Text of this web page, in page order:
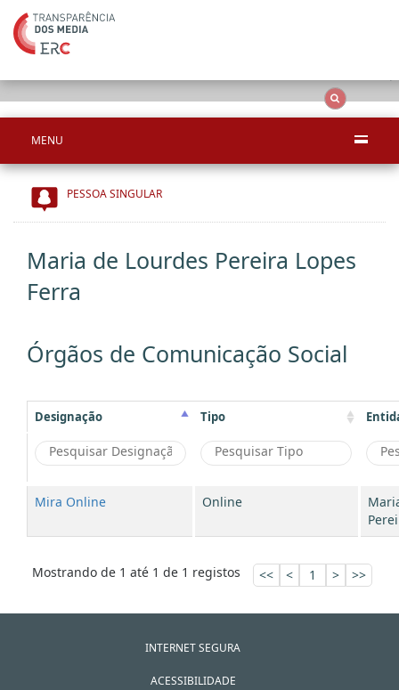
MENU
PESSOA SINGULAR
Maria de Lourdes Pereira Lopes
Ferra
Órgãos de Comunicação Social
Designação Tipo
Mira Online Online
Mostrando de 1 até 1 de 1 registos << < 1 > >>
INTERNET SEGURA
ACESSIBILIDADE